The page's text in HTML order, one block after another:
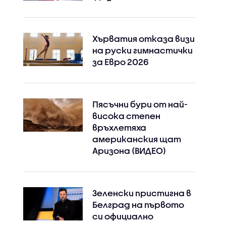
Хърватия отказа визи
на руски гимнастички
за Евро 2026
Пясъчни бури от най-
висока степен
връхлетяха
американския щат
Аризона (ВИДЕО)
Зеленски пристигна в
Белград на първото
си официално